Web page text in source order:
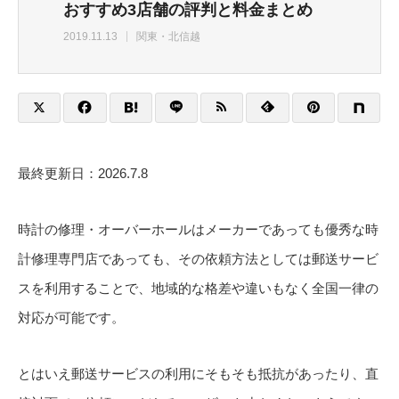
おすすめ3店舗の評判と料金まとめ
2019.11.13 関東・北信越
最終更新日：2026.7.8
時計の修理・オーバーホールはメーカーであっても優秀な時
計修理専門店であっても、その依頼方法としては郵送サービ
スを利用することで、地域的な格差や違いもなく全国一律の
対応が可能です。
とはいえ郵送サービスの利用にそもそも抵抗があったり、直